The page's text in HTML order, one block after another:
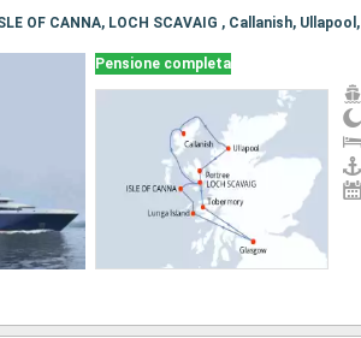
Pensione completa